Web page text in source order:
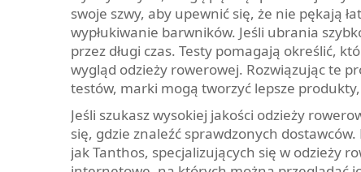
swoje szwy, aby upewnić się, że nie pękają
wypłukiwanie barwników. Jeśli ubrania
przez długi czas. Testy pomagają określić,
wygląd odzieży rowerowej. Rozwiązując te
testów, marki mogą tworzyć lepsze
Jeśli szukasz wysokiej jakości odzieży
się, gdzie znaleźć sprawdzonych
jak Tanthos, specjalizujących się w odzieży